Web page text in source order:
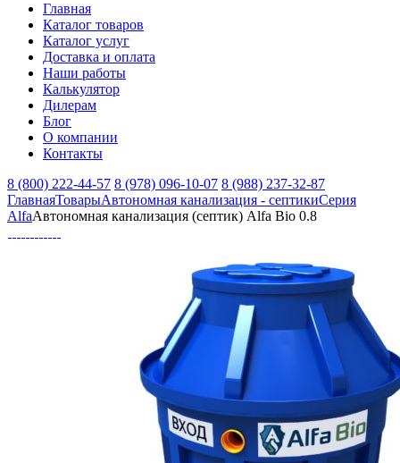
Главная
Каталог товаров
Каталог услуг
Доставка и оплата
Наши работы
Калькулятор
Дилерам
Блог
О компании
Контакты
8 (800) 222-44-57 8 (978) 096-10-07 8 (988) 237-32-87
ГлавнаяТоварыАвтономная канализация - септикиСерия
AlfaАвтономная канализация (септик) Alfa Bio 0.8